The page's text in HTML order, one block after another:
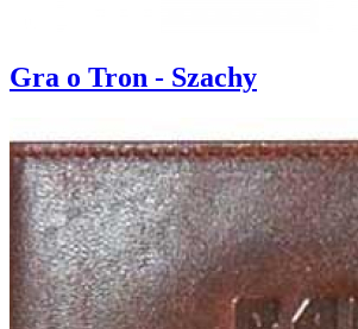
Gra o Tron - Szachy